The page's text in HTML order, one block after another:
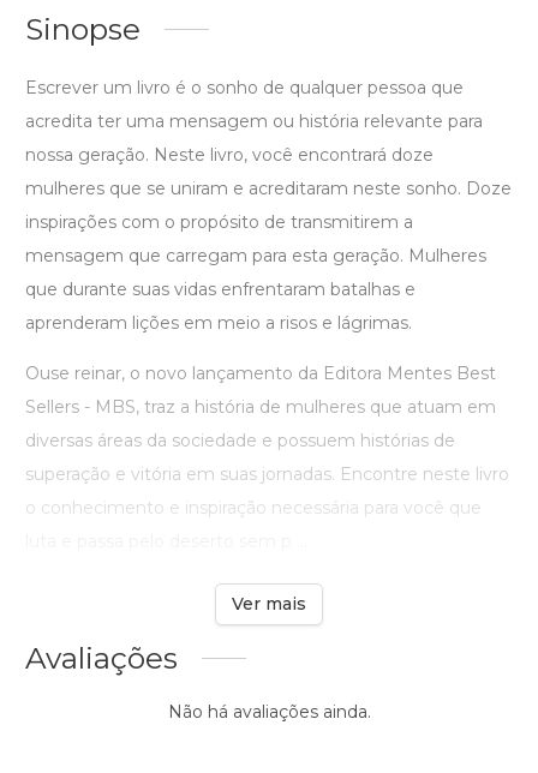
Sinopse
Escrever um livro é o sonho de qualquer pessoa que
acredita ter uma mensagem ou história relevante para
nossa geração. Neste livro, você encontrará doze
mulheres que se uniram e acreditaram neste sonho. Doze
inspirações com o propósito de transmitirem a
mensagem que carregam para esta geração. Mulheres
que durante suas vidas enfrentaram batalhas e
aprenderam lições em meio a risos e lágrimas.
Ouse reinar, o novo lançamento da Editora Mentes Best
Sellers - MBS, traz a história de mulheres que atuam em
diversas áreas da sociedade e possuem histórias de
superação e vitória em suas jornadas. Encontre neste livro
o conhecimento e inspiração necessária para você que
Ver mais
Avaliações
Não há avaliações ainda.